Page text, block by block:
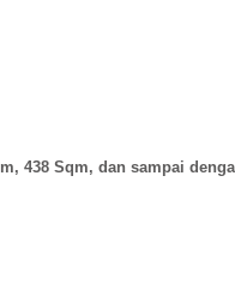
438 Sqm, dan sampai